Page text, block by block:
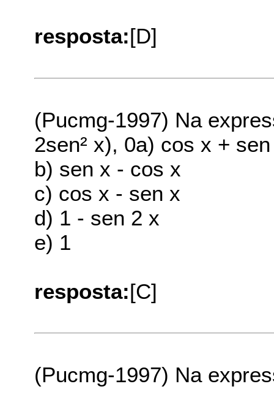
resposta:[D]
(Pucmg-1997) Na
2sen² x), 0a) cos x +
b) sen x - cos x
c) cos x - sen x
d) 1 - sen 2 x
e) 1
resposta:[C]
(Pucmg-1997) Na